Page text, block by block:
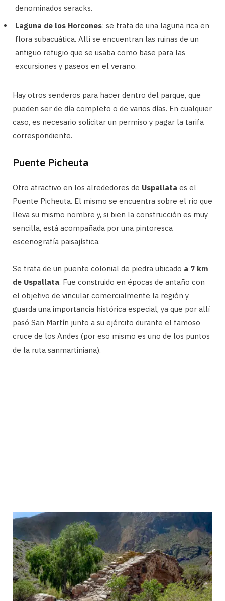
denominados seracks.
Laguna de los Horcones: se trata de una laguna rica en
flora subacuática. Allí se encuentran las ruinas de un
antiguo refugio que se usaba como base para las
excursiones y paseos en el verano.
Hay otros senderos para hacer dentro del parque, que
pueden ser de día completo o de varios días. En cualquier
caso, es necesario solicitar un permiso y pagar la tarifa
correspondiente.
Puente Picheuta
Otro atractivo en los alrededores de Uspallata es el
Puente Picheuta. El mismo se encuentra sobre el río que
lleva su mismo nombre y, si bien la construcción es muy
sencilla, está acompañada por una pintoresca
escenografía paisajística.
Se trata de un puente colonial de piedra ubicado a 7 km
de Uspallata. Fue construido en épocas de antaño con
el objetivo de vincular comercialmente la región y
guarda una importancia histórica especial, ya que por allí
pasó San Martín junto a su ejército durante el famoso
cruce de los Andes (por eso mismo es uno de los puntos
de la ruta sanmartiniana).